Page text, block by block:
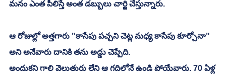
మనం ఎంత పీలిస్తే అంత డబ్బులు చార్జి చేస్తున్నారు.
ఆ రోజుల్లో అత్తగారు "కాసేపు పచ్చని చెట్ల మధ్య కాసేపు కూర్చోనా"
అని అనేవారు దానికి తను అడ్డు చెప్పేది.
అందుకని గాలి వెలుతురు లేని ఆ గదిలోనే ఉండి పోయేవారు. 70 ఏళ్ల